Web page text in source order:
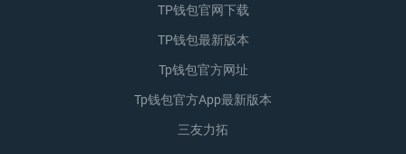
TP钱包官网下载
TP钱包最新版本
Tp钱包官方网址
Tp钱包官方app最新版本
三友力拓